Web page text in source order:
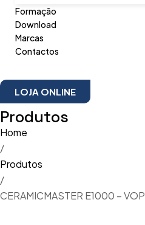
Formação
Download
Marcas
Contactos
LOJA ONLINE
Produtos
Home
/
Produtos
/
CERAMICMASTER E1000 – VOP